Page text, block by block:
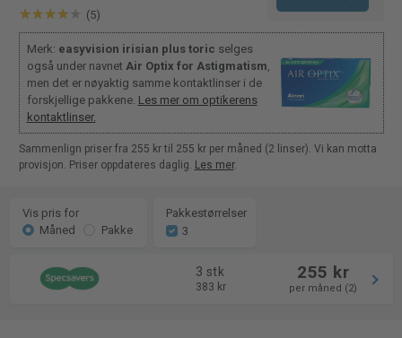
(5)
Merk: easyvision irisian plus toric selges
også under navnet Air Optix for Astigmatism,
men det er nøyaktig samme kontaktlinser i de
forskjellige pakkene. Les mer om optikerens
kontaktlinser.
Sammenlign priser fra 255 kr til 255 kr per måned (2 linser). Vi kan motta
provisjon. Priser oppdateres daglig. Les mer.
Vis pris for
Måned
Pakke
Pakkestørrelser
3
3 stk
383 kr
255 kr
per måned (2)